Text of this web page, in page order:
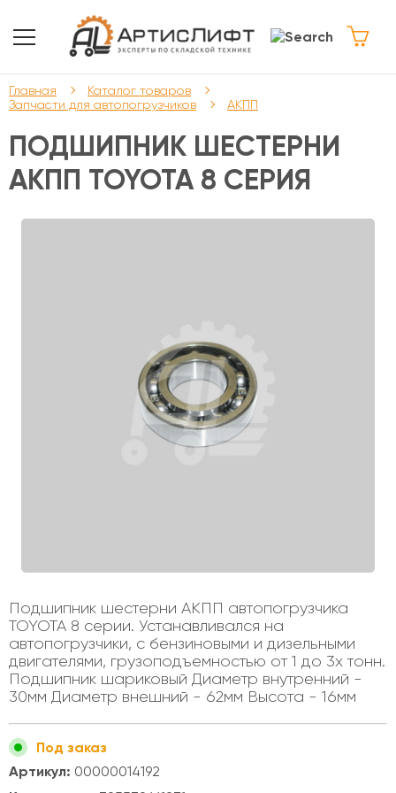
Главная
Каталог товаров
Запчасти для автопогрузчиков
АКПП
ПОДШИПНИК ШЕСТЕРНИ
АКПП TOYOTA 8 СЕРИЯ
Подшипник шестерни АКПП автопогрузчика
TOYOTA 8 серии. Устанавливался на
автопогрузчики, с бензиновыми и дизельными
двигателями, грузоподъемностью от 1 до 3х тонн.
Подшипник шариковый Диаметр внутренний -
30мм Диаметр внешний - 62мм Высота - 16мм
Под заказ
Артикул: 00000014192